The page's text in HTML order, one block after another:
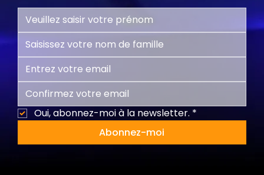
Oui, abonnez-moi à la newsletter. *
Abonnez-moi